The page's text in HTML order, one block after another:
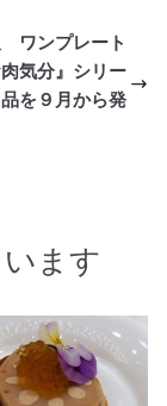
ワンプレート
肉気分』シリー
を９月から発
ます